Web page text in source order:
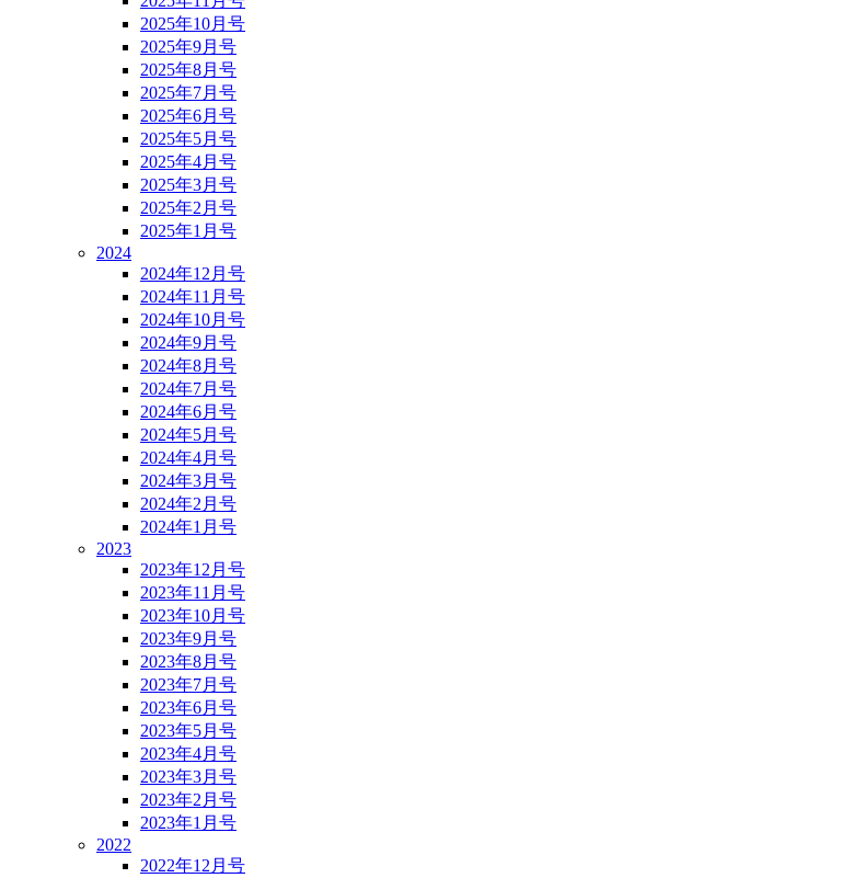
2025年10月号
2025年9月号
2025年8月号
2025年7月号
2025年6月号
2025年5月号
2025年4月号
2025年3月号
2025年2月号
2025年1月号
2024
2024年12月号
2024年11月号
2024年10月号
2024年9月号
2024年8月号
2024年7月号
2024年6月号
2024年5月号
2024年4月号
2024年3月号
2024年2月号
2024年1月号
2023
2023年12月号
2023年11月号
2023年10月号
2023年9月号
2023年8月号
2023年7月号
2023年6月号
2023年5月号
2023年4月号
2023年3月号
2023年2月号
2023年1月号
2022
2022年12月号